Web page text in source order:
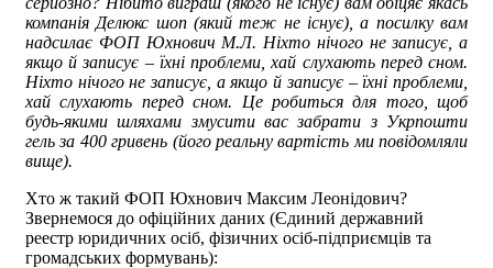
компанія Делюкс шоп (який теж не існує), а посилку вам
надсилає ФОП Юхнович М.Л. Ніхто нічого не записує, а
якщо й записує – їхні проблеми, хай слухають перед сном.
Ніхто нічого не записує, а якщо й записує – їхні проблеми,
хай слухають перед сном. Це робиться для того, щоб
будь-якими шляхами змусити вас забрати з Укрпошти
гель за 400 гривень (його реальну вартість ми повідомляли
вище).
Хто ж такий ФОП Юхнович Максим Леонідович?
Звернемося до офіційних даних (Єдиний державний
реестр юридичних осіб, фізичних осіб-підприємців та
громадських формувань):